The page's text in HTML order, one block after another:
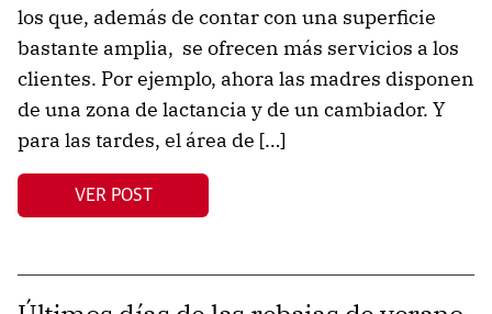
los que, además de contar con una superficie
bastante amplia, se ofrecen más servicios a los
clientes. Por ejemplo, ahora las madres disponen
de una zona de lactancia y de un cambiador. Y
para las tardes, el área de […]
VER POST